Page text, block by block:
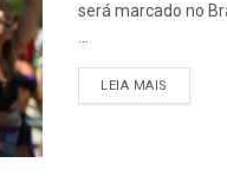
será marcado no
...
LEIA MAIS